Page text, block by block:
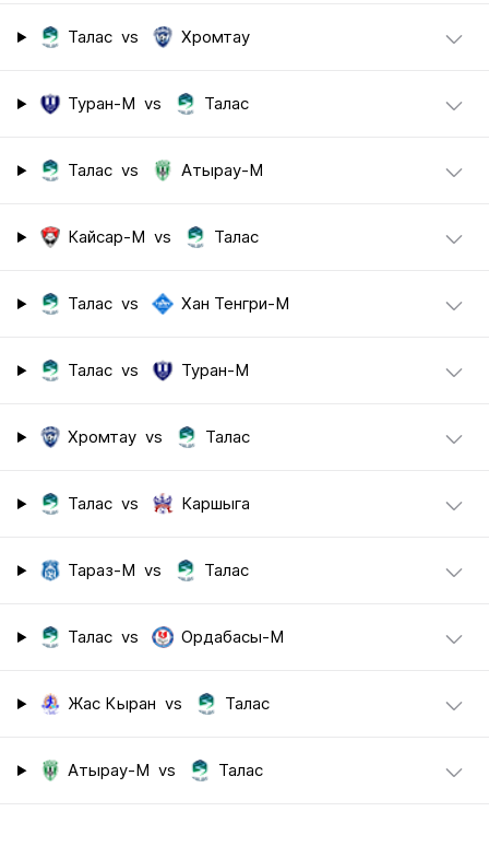
Талас vs Хромтау
Туран-М vs Талас
Талас vs Атырау-М
Кайсар-М vs Талас
Талас vs Хан Тенгри-М
Талас vs Туран-М
Хромтау vs Талас
Талас vs Каршыга
Тараз-М vs Талас
Талас vs Ордабасы-М
Жас Кыран vs Талас
Атырау-М vs Талас